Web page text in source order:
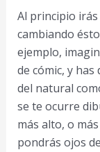
Al principio irás
cambiando
ejemplo,
de cómic, y
del natural
se te ocurre
más alto, o
pondrás ojos